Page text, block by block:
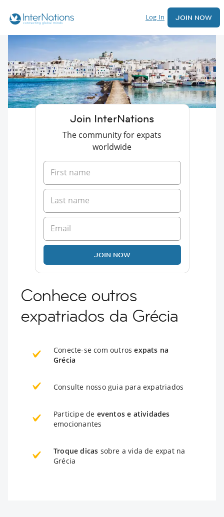
Log In JOIN NOW
Join InterNations
The community for expats
worldwide
JOIN NOW
Conhece outros
expatriados da Grécia
Conecte-se com outrosexpats na
Grécia
Consulte nosso guia para expatriados
Participe de eventos e atividades
emocionantes
Troque dicas sobre a vida de expat na
Grécia